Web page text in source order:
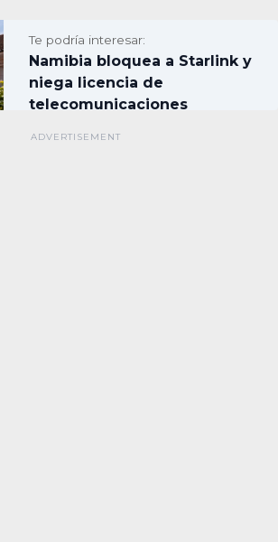
Te podría interesar:
Namibia bloquea a Starlink y
niega licencia de
telecomunicaciones